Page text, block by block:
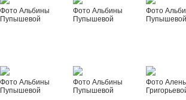
Фото Альбины
Пупышевой
Фото Альбины
Пупышевой
Фото
Пупышевой
Фото Альбины
Пупышевой
Фото Альбины
Пупышевой
Фото